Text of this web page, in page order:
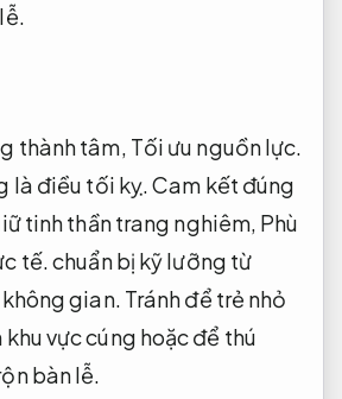
thành tâm, Tối ưu nguồn lực.
là điều tối kỵ.Cam kết đúng
tinh thần trang nghiêm, Phù
tế.chuẩn bị kỹ lưỡng từ
gian. Tránh để trẻ nhỏ
vực cúng hoặc để thú
bàn lễ.